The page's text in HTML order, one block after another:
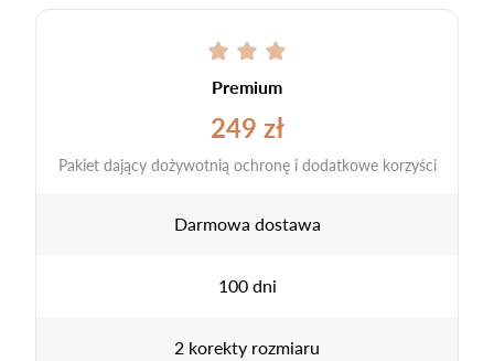
Premium
249 zł
Pakiet dający dożywotnią ochronę i dodatkowe korzyści
Darmowa dostawa
100 dni
2 korekty rozmiaru